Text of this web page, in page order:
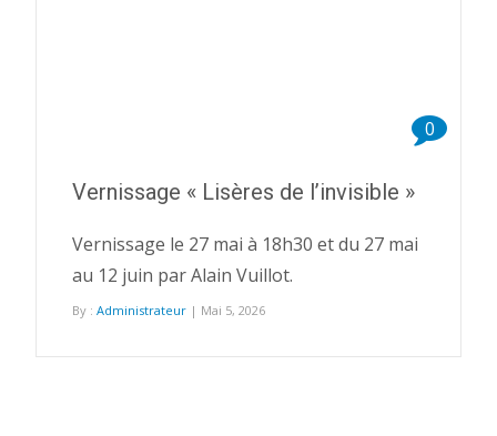
0
Vernissage « Lisères de l’invisible »
Vernissage le 27 mai à 18h30 et du 27 mai
au 12 juin par Alain Vuillot.
By : Administrateur | Mai 5, 2026